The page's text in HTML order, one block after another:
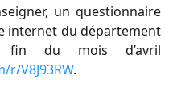
un questionnaire
internet du département
fin du mois d’avril
V8J93RW.